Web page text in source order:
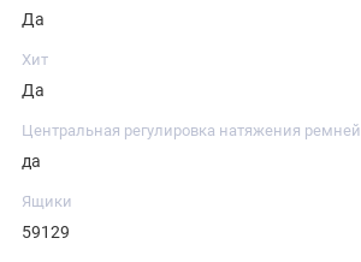
Да
Хит
Да
Центральная регулировка натяжения ремней
да
Ящики
59129